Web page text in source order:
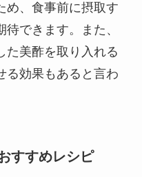
め、食事前に摂取す
できます。また、
た美酢を取り入れる
る効果もあると言わ
すすめレシピ